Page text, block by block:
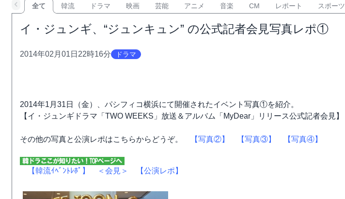
全て 韓流 ドラマ 映画 芸能 アニメ 音楽 CM レポート スポーツ
イ・ジュンギ、“ジュンキュン” の公式記者会見写真レポ①
2014年02月01日22時16分 ドラマ
2014年1月31日（金）、パシフィコ横浜にて開催されたイベント写真①を紹介。
【イ・ジュンギドラマ「TWO WEEKS」放送＆アルバム「MyDear」リリース公式記者会見】
その他の写真と公演レポはこちらからどうぞ。 【写真②】 【写真③】 【写真④】
【韓流ｲﾍﾞﾝﾄﾚﾎﾟ】 ＜会見＞ 【公演レポ】